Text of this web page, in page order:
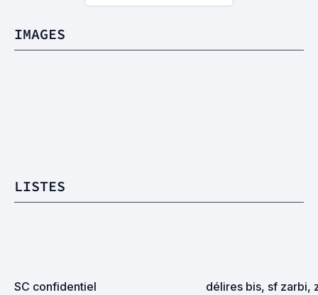
IMAGES
LISTES
SC confidentiel
délires bis, sf zarbi,